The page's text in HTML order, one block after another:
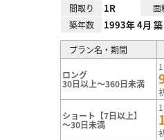
間取り 1R 面
築年数 1993年 4月 築
プラン名・期間
ロング
30日以上～360日未満
ショート【7日以上】
～30日未満